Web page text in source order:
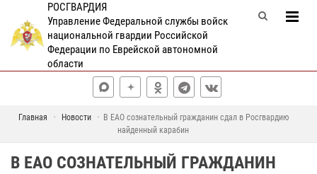
РОСГВАРДИЯ
Управление Федеральной службы войск
национальной гвардии Российской
Федерации по Еврейской автономной
области
Главная Новости
В ЕАО сознательный гражданин сдал в Росгвардию
найденный карабин
В ЕАО СОЗНАТЕЛЬНЫЙ ГРАЖДАНИН